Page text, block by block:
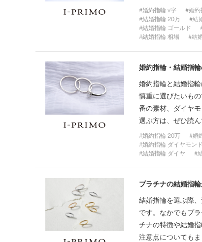
婚約指輪 v字 婚約
結婚指輪 20万
結
結婚指輪 ゴールド
結婚指輪 相場
結
婚約指輪・結婚指
婚約指輪と結婚指
慎重に選びたいも
番の素材、ダイヤ
選ぶ方は、ぜひ読ん
婚約指輪 20万 婚
婚約指輪 ダイヤモンド
結婚指輪 ダイヤ
プラチナの結婚指
結婚指輪を選ぶ際
です。なかでもプ
チナの特徴や結婚
注意点についても